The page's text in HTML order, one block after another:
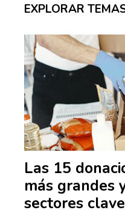
EXPLORAR
Las 15
más grandes
sectores